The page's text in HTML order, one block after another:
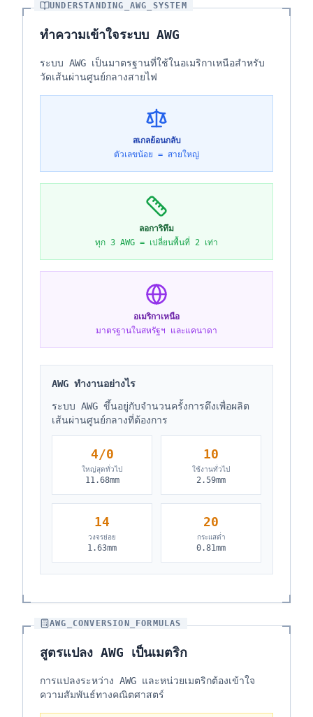
UNDERSTANDING_AWG_SYSTEM
ทำความเข้าใจระบบ AWG
ระบบ AWG เป็นมาตรฐานที่ใช้ในอเมริกาเหนือสำหรับ
วัดเส้นผ่านศูนย์กลางสายไฟ
สเกลย้อนกลับ
ตัวเลขน้อย = สายใหญ่
ลอการิทึม
ทุก 3 AWG = เปลี่ยนพื้นที่ 2 เท่า
อเมริกาเหนือ
มาตรฐานในสหรัฐฯ และแคนาดา
AWG ทำงานอย่างไร
ระบบ AWG ขึ้นอยู่กับจำนวนครั้งการดึงเพื่อผลิต
เส้นผ่านศูนย์กลางที่ต้องการ
4/0
ใหญ่สุดทั่วไป
11.68mm
10
ใช้งานทั่วไป
2.59mm
14
วงจรย่อย
1.63mm
20
กระแสต่ำ
0.81mm
AWG_CONVERSION_FORMULAS
สูตรแปลง AWG เป็นเมตริก
การแปลงระหว่าง AWG และหน่วยเมตริกต้องเข้าใจ
ความสัมพันธ์ทางคณิตศาสตร์